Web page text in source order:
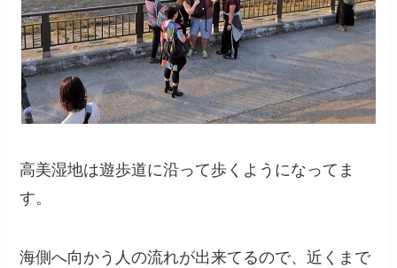
高美湿地は遊歩道に沿って歩くようになってま
す。
海側へ向かう人の流れが出来てるので、近くまで